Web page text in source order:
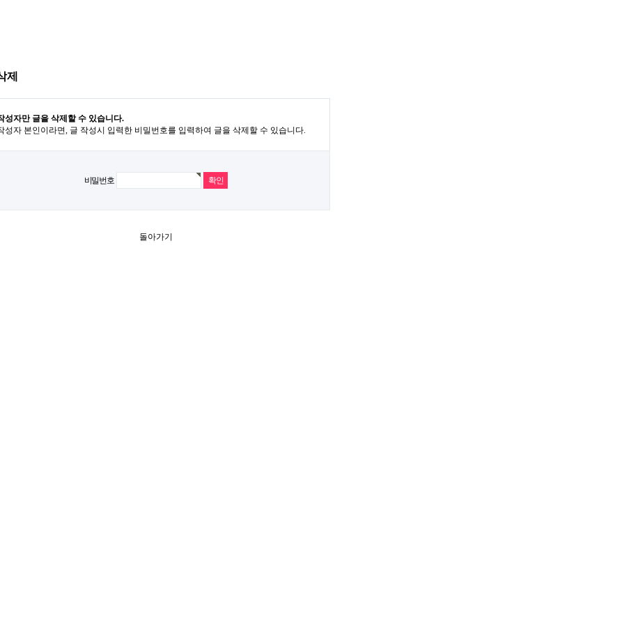
제
성자만 글을 삭제할 수 있습니다.
성자 본인이라면, 글 작성시 입력한 비밀번호를 입력하여 글을 삭제할 수 있습니다.
비밀번호
돌아가기